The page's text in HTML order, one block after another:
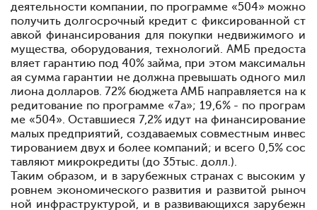
деятельности компании, по программе «504» можно
получить долгосрочный кредит с фиксированной ст
авкой финансирования для покупки недвижимого и
мущества, оборудования, технологий. АМБ предоста
вляет гарантию под 40% займа, при этом максимальн
ая сумма гарантии не должна превышать одного мил
лиона долларов. 72% бюджета АМБ направляется на к
редитование по программе «7а»; 19,6% - по програм
ме «504». Оставшиеся 7,2% идут на финансирование
малых предприятий, создаваемых совместным инвес
тированием двух и более компаний; и всего 0,5% сос
тавляют микрокредиты (до 35тыс. долл.).
Таким образом, и в зарубежных странах с высоким у
ровнем экономического развития и развитой рыноч
ной инфраструктурой, и в развивающихся зарубежн